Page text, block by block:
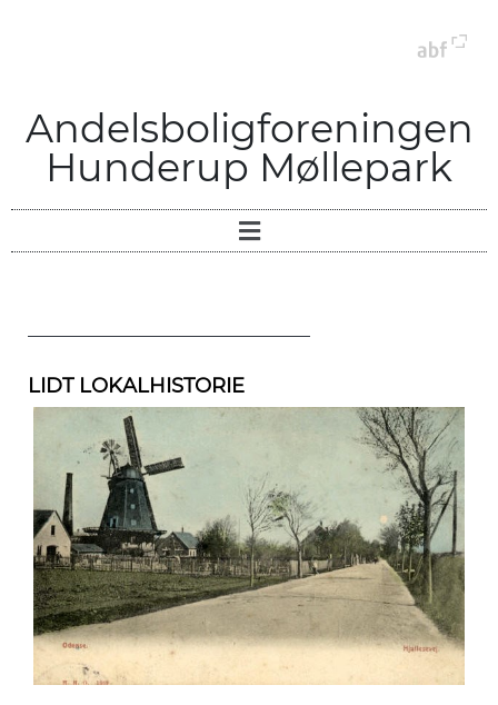
Andelsboligforeningen
Hunderup Møllepark
LIDT LOKALHISTORIE